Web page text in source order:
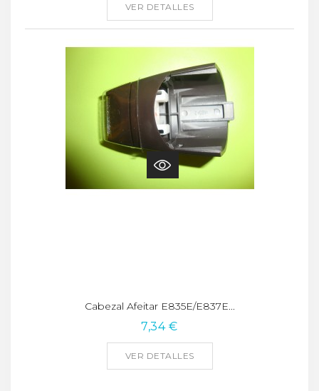
VER DETALLES
Cabezal Afeitar E835E/E837E...
7,34 €
VER DETALLES